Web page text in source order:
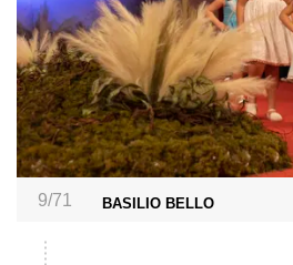
9/71 BASILIO BELLO